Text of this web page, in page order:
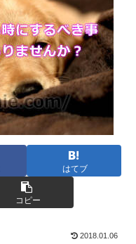
はてブ
コピー
2018.01.06